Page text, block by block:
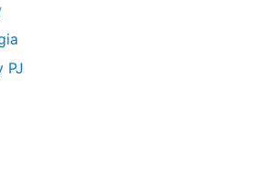
PJ